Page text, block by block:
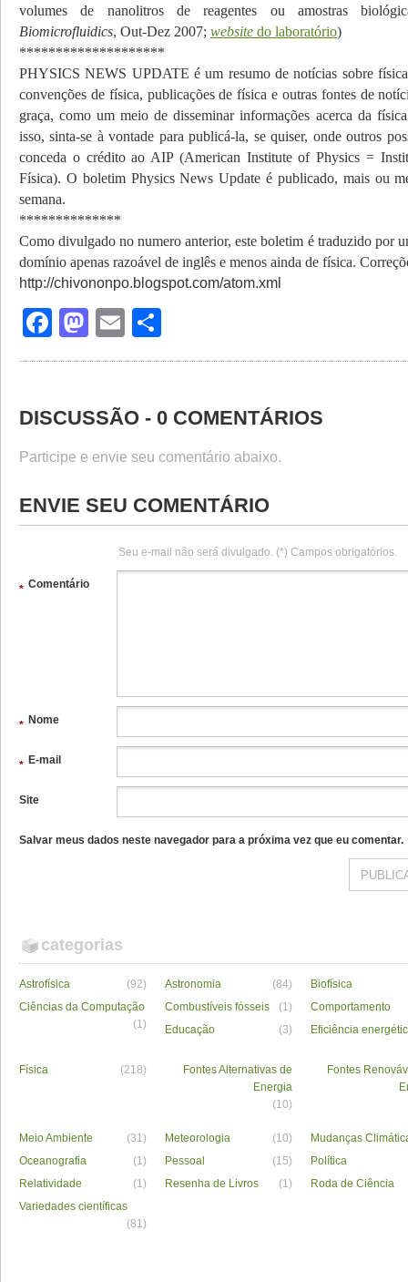
volumes de nanolitros de reagentes ou amostras
Biomicrofluidics, Out-Dez 2007; website do laboratório)
********************
PHYSICS NEWS UPDATE é um resumo de notícias sobre
convenções de física, publicações de física e outras fontes de
graça, como um meio de disseminar informações acerca da
isso, sinta-se à vontade para publicá-la, se quiser, onde outros
conceda o crédito ao AIP (American Institute of Physics =
Física). O boletim Physics News Update é publicado, mais ou
semana.
**************
Como divulgado no numero anterior, este boletim é traduzido por
domínio apenas razoável de inglês e menos ainda de física.
http://chivononpo.blogspot.com/atom.xml
Facebook
Mastodon
Email
DISCUSSÃO - 0 COMENTÁRIOS
Participe e envie seu comentário abaixo.
ENVIE SEU COMENTÁRIO
Seu e-mail não será divulgado. (*) Campos obrigatórios.
Comentário
*
Nome
*
E-mail
*
Site
Salvar meus dados neste navegador para a próxima vez que eu comentar.
categorias
Astrofísica (92) Astronomia (84)
Biofísica
Ciências da Computação
(1)
Combustíveis fósseis (1)
Comportamento
Educação
(3) Eficiência
Física (218)
Fontes Alternativas de
Energia
(10)
Fontes
Meio Ambiente (31) Meteorologia (10)
Mudanças
Oceanografia
(1) Pessoal (15)
Política
Relatividade
(1) Resenha de Livros (1)
Roda de Ciência
Variedades científicas
(81)